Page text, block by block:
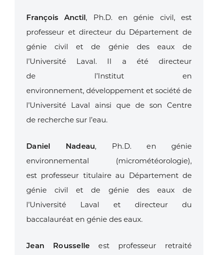
François Anctil, Ph.D. engénie civil, est
professeur et directeur du Départementde
génie civil et de génie des eaux de
l’Université Laval. Il a été directeur
de l’Institut en
environnement, développement et société de
l’Université Laval ainsi que de son Centre
de recherche sur l’eau.
Daniel Nadeau, Ph.D. en génie
environnemental (micrométéorologie),
est professeur titulaire au Département de
géniecivil et de génie des eauxde
l’Université Laval et directeur du
baccalauréat en génie des eaux.
Jean Rousselle est professeur retraité